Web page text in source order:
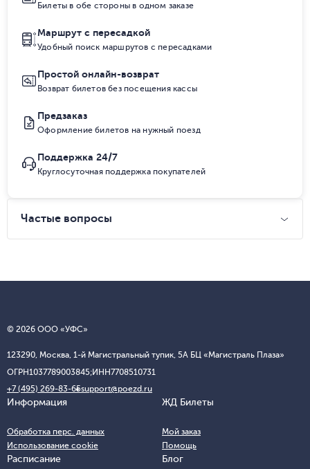
Билеты в обе стороны в одном заказе
Маршрут с пересадкой
Удобный поиск маршрутов с пересадками
Простой онлайн-возврат
Возврат билетов без посещения кассы
Предзаказ
Оформление билетов на нужный поезд
Поддержка 24/7
Круглосуточная поддержка покупателей
Частые вопросы
© 2026 ООО «УФС»
123290, Москва, 1-й Магистральный тупик, 5А БЦ «Магистраль Плаза»
ОГРН1037789003845;ИНН7708510731
+7 (495) 269-83-65support@poezd.ru
Информация
Обработка перс. данных
Использование cookie
ЖД Билеты
Мой заказ
Помощь
Расписание Блог